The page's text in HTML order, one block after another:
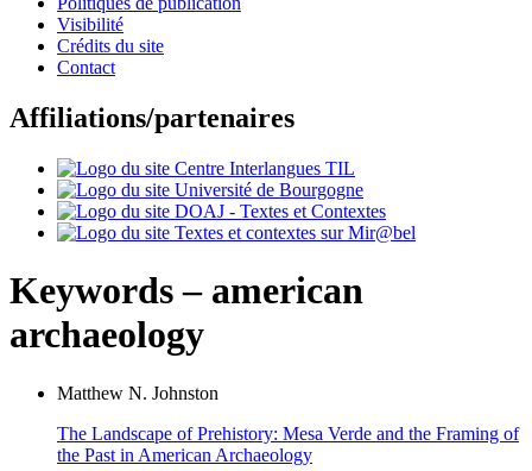
Visibilité
Crédits du site
Contact
Affiliations/partenaires
Keywords – american
archaeology
Matthew N. Johnston
The Landscape of Prehistory: Mesa Verde and the Framing of
the Past in American Archaeology